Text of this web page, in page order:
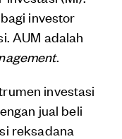
investor
AUM adalah
.
investasi
jual beli
reksadana